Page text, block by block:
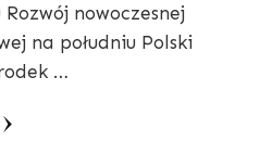
nowoczesnej
na południu Polski
…